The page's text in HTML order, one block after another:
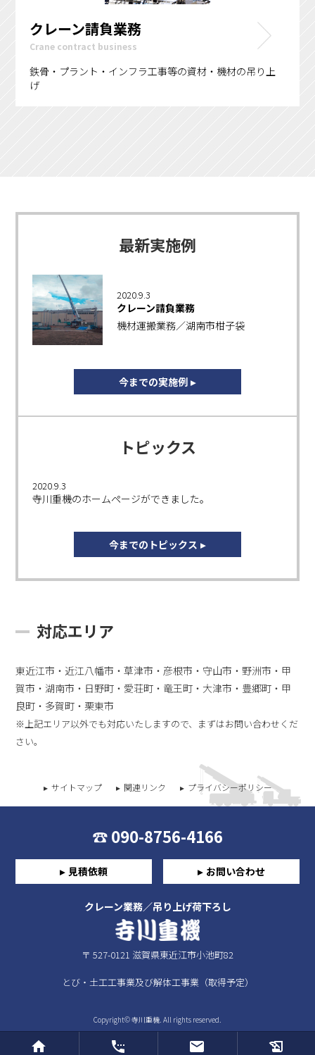
クレーン請負業務
Crane contract business
鉄骨・プラント・インフラ工事等の資材・機材の吊り上
げ
最新実施例
2020.9.3
クレーン請負業務
機材運搬業務／湖南市柑子袋
今までの実施例
トピックス
2020.9.3
寺川重機のホームページができました。
今までのトピックス
対応エリア
東近江市・近江八幡市・草津市・彦根市・守山市・野洲市・甲
賀市・湖南市・日野町・愛荘町・竜王町・大津市・豊郷町・甲
良町・多賀町・栗東市
※上記エリア以外でも対応いたしますので、まずはお問い合わせくだ
さい。
サイトマップ 関連リンク プライバシーポリシー
090-8756-4166
見積依頼 お問い合わせ
クレーン業務／吊り上げ荷下ろし
〒 527-0121 滋賀県東近江市小池町82
とび・土工工事業及び解体工事業（取得予定）
Copyright© 寺川重機. All rights reserved.